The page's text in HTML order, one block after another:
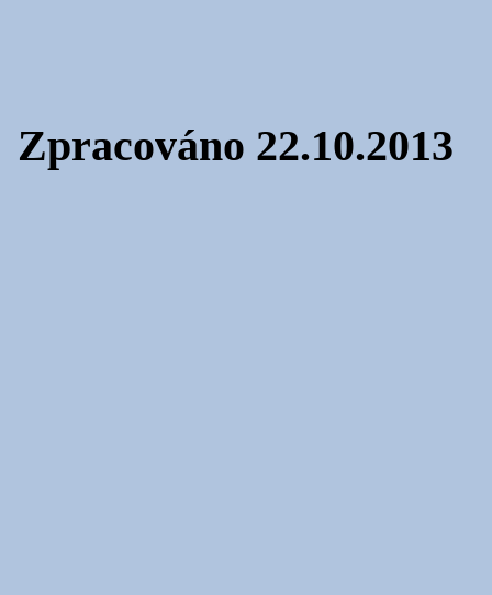
Zpracováno 22.10.2013